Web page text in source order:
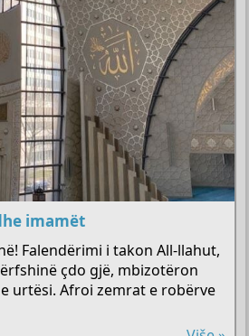
imamët
Falendërimi i takon All-llahut,
çdo gjë, mbizotëron
urtësi. Afroi zemrat e robërve